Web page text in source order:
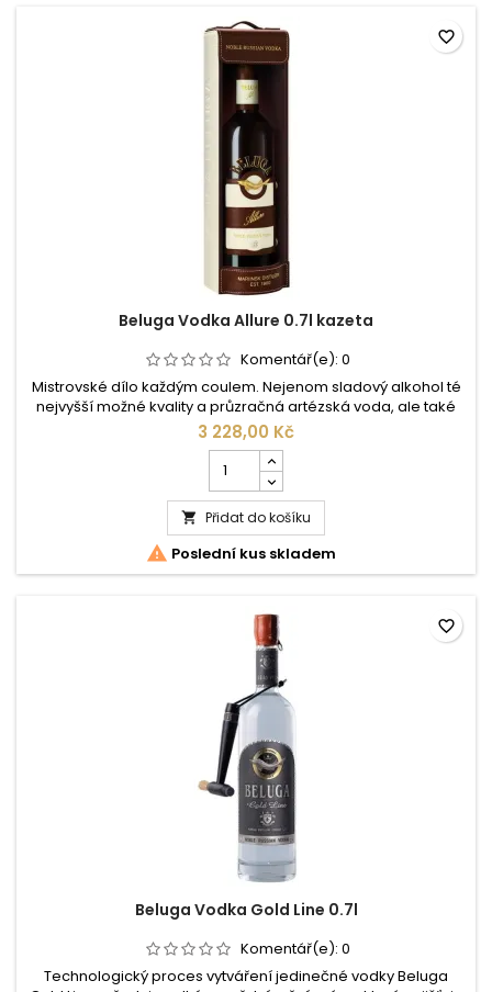
Beluga Vodka Allure 0.7l kazeta
Komentář(e): 0
Mistrovské dílo každým coulem. Nejenom sladový alkohol té
nejvyšší možné kvality a průzračná artézská voda, ale také
pečlivá ruční práce skutečných mistrů s citem pro každý
detail, dělá z této vodky opravdový klenot. Pro výrobu vodky
Beluga je používán sladový destilát na rozdíl od běžně
používaného obilného. Kvašení probíhá přirozenou cestou,
bez...
3 228,00 Kč
kusů
produktu
Beluga
Vodka
Allure
0.7l
 Přidat do košíku
 Poslední kus skladem
favorite_border
Beluga Vodka Gold Line 0.7l
Komentář(e): 0
Technologický proces vytváření jedinečné vodky Beluga
favorite_border